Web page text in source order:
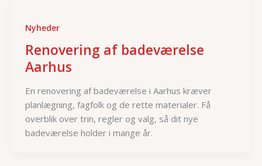
Nyheder
Renovering af badeværelse
Aarhus
En renovering af badeværelse i Aarhus kræver
planlægning, fagfolk og de rette materialer. Få
overblik over trin, regler og valg, så dit nye
badeværelse holder i mange år.